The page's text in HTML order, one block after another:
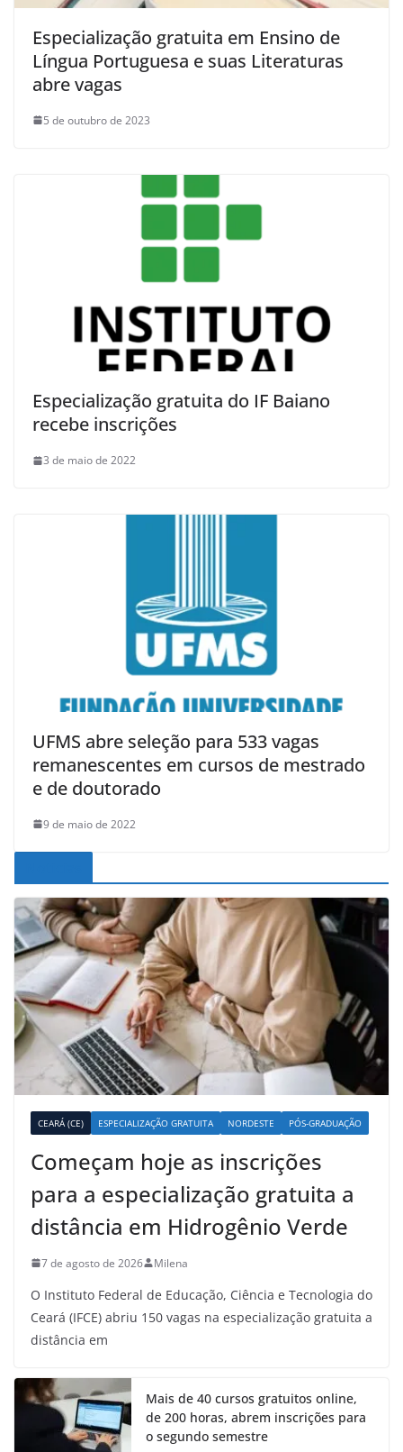
Especialização gratuita em Ensino de
Língua Portuguesa e suas Literaturas
abre vagas
5 de outubro de 2023
Especialização gratuita do IF Baiano
recebe inscrições
3 de maio de 2022
UFMS abre seleção para 533 vagas
remanescentes em cursos de mestrado
e de doutorado
9 de maio de 2022
CEARÁ (CE) ESPECIALIZAÇÃO GRATUITA NORDESTE PÓS-GRADUAÇÃO
Começam hoje as inscrições
para a especialização gratuita a
distância em Hidrogênio Verde
7 de agosto de 2026 Milena
O Instituto Federal de Educação, Ciência e Tecnologia do
Ceará (IFCE) abriu 150 vagas na especialização gratuita a
distância em
Mais de 40 cursos gratuitos online,
de 200 horas, abrem inscrições para
o segundo semestre